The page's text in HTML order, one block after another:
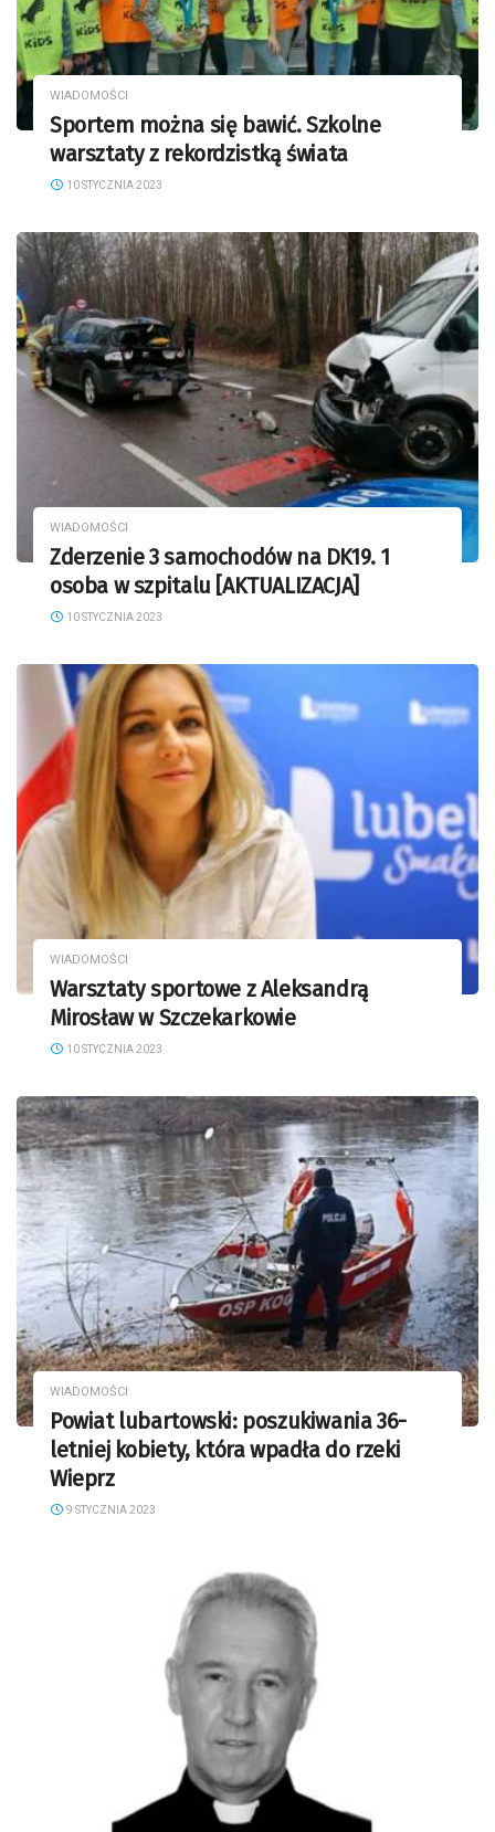
WIADOMOŚCI
Sportem można się bawić. Szkolne
warsztaty z rekordzistką świata
10 STYCZNIA 2023
WIADOMOŚCI
Zderzenie 3 samochodów na DK19. 1
osoba w szpitalu [AKTUALIZACJA]
10 STYCZNIA 2023
WIADOMOŚCI
Warsztaty sportowe z Aleksandrą
Mirosław w Szczekarkowie
10 STYCZNIA 2023
WIADOMOŚCI
Powiat lubartowski: poszukiwania 36-
letniej kobiety, która wpadła do rzeki
Wieprz
9 STYCZNIA 2023